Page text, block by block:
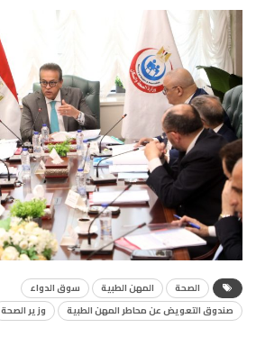
الصحة المهن الطبية
سوق الدواء
صندوق التعويض عن محاطر المهن الطبية
وزير الصحة